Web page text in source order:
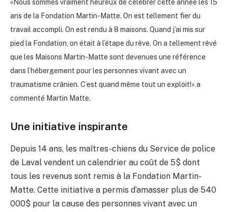
«Nous sommes vraiment heureux de célébrer cette année les 15
ans de la Fondation Martin-Matte. On est tellement fier du
travail accompli. On est rendu à 8 maisons. Quand j’ai mis sur
pied la Fondation, on était à l’étape du rêve. On a tellement rêvé
que les Maisons Martin-Matte sont devenues une référence
dans l’hébergement pour les personnes vivant avec un
traumatisme crânien. C’est quand même tout un exploit!» a
commenté Martin Matte.
Une initiative inspirante
Depuis 14 ans, les maîtres-chiens du Service de police
de Laval vendent un calendrier au coût de 5$ dont
tous les revenus sont remis à la Fondation Martin-
Matte. Cette initiative a permis d’amasser plus de 540
000$ pour la cause des personnes vivant avec un